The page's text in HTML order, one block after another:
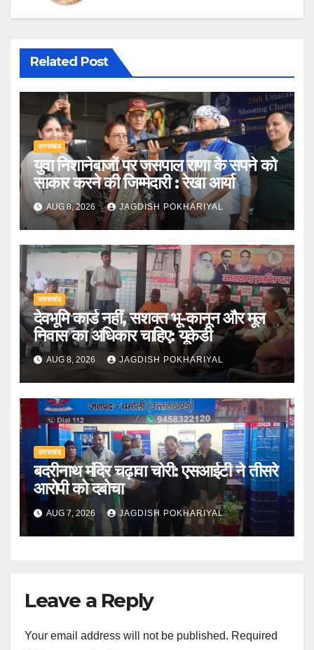
Related Post
उत्तराखंड
युवा निशानेबाजों पर जसपाल राणा के सपने को
साकार करने की जिम्मेदारी : रेखा आर्या
AUG 8, 2026 JAGDISH POKHARIYAL
उत्तराखंड
देवभूमि कार्ड नहीं, सशक्त भू-कानून और मूल
निवास का अधिकार चाहिए: यूकेडी
AUG 8, 2026 JAGDISH POKHARIYAL
उत्तराखंड
बदरीनाथ मंदिर चढ़ावा चोरी: एसआईटी ने तीसरे
आरोपी को दबोचा
AUG 7, 2026 JAGDISH POKHARIYAL
Leave a Reply
Your email address will not be published. Required